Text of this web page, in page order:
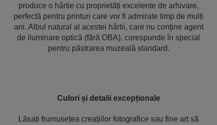
produce o hârtie cu proprietăți excelente de arhivare,
perfectă pentru printuri care vor fi admirate timp de mulți
ani. Albul natural al acestei hârtii, care nu conţine agent
de iluminare optică (fără OBA), corespunde în special
pentru păstrarea muzeală standard.
Culori și detalii excepționale
Lăsați frumusețea creațiilor fotografice sau fine art să